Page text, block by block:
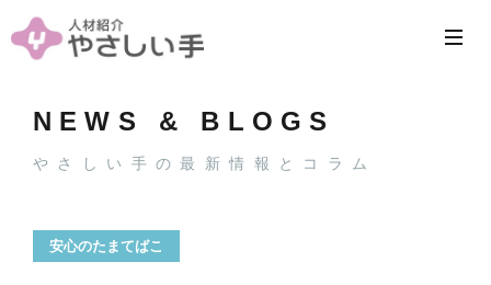
NEWS & BLOGS
やさしい手の最新情報とコラム
安心のたまてばこ